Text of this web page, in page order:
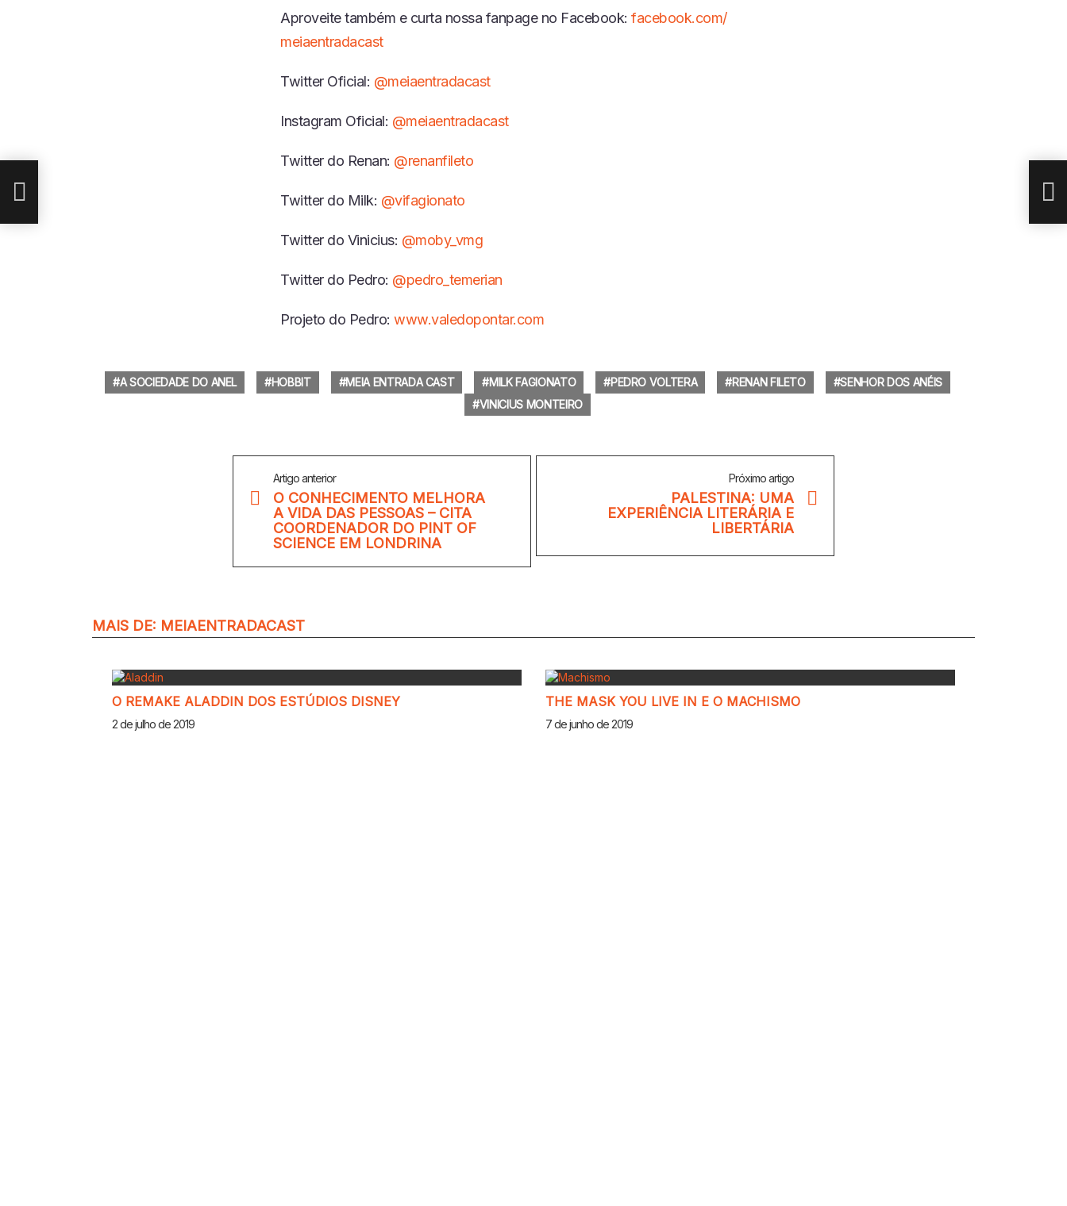
Aproveite também e curta nossa fanpage no Facebook: facebook.com/
meiaentradacast
Twitter Oficial: @meiaentradacast
Instagram Oficial: @meiaentradacast
Twitter do Renan: @renanfileto
Twitter do Milk: @vifagionato
Twitter do Vinicius: @moby_vmg
Twitter do Pedro: @pedro_temerian
Projeto do Pedro: www.valedopontar.com
A SOCIEDADE DO ANEL HOBBIT MEIA ENTRADA CAST MILK FAGIONATO PEDRO VOLTERA RENAN FILETO
SENHOR DOS ANÉIS
VINICIUS MONTEIRO
Artigo anterior
O CONHECIMENTO MELHORA
A VIDA DAS PESSOAS – CITA
COORDENADOR DO PINT OF
SCIENCE EM LONDRINA
Próximo artigo
PALESTINA: UMA
EXPERIÊNCIA LITERÁRIA E
LIBERTÁRIA
MAIS DE: MEIAENTRADACAST
O REMAKE ALADDIN DOS ESTÚDIOS DISNEY
2 de julho de 2019
THE MASK YOU LIVE IN E O MACHISMO
7 de junho de 2019